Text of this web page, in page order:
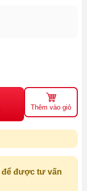
Thêm vào giỏ
để được tư vấn